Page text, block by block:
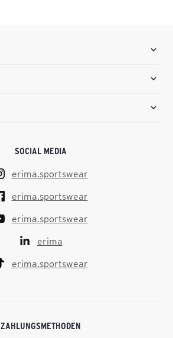
SOCIAL MEDIA
erima.sportswear
erima.sportswear
erima.sportswear
erima
erima.sportswear
ZAHLUNGSMETHODEN